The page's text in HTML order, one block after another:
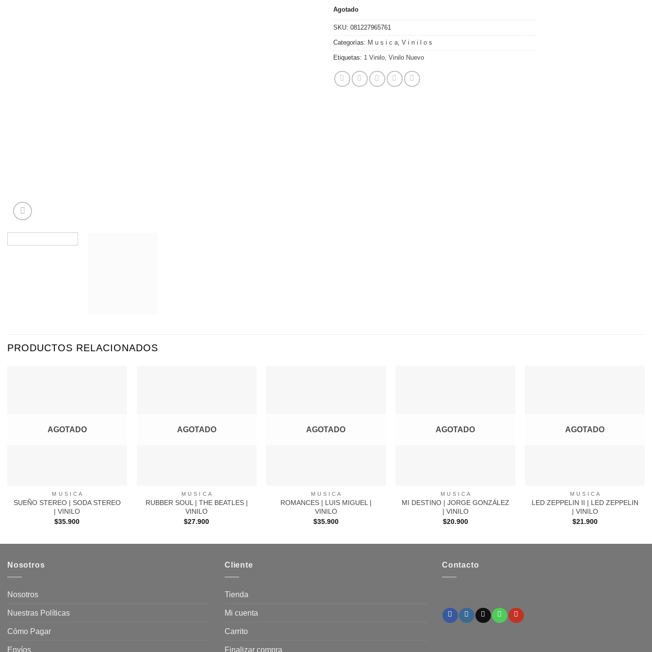
Agotado
SKU: 081227965761
Categorías: M u s i c a V i n i l o s
Etiquetas: 1 Vinilo Vinilo Nuevo
PRODUCTOS RELACIONADOS
AGOTADO
M U S I C A
SUEÑO STEREO | SODA STEREO
| VINILO
$35.900
AGOTADO
M U S I C A
RUBBER SOUL | THE BEATLES |
VINILO
$27.900
AGOTADO
M U S I C A
ROMANCES | LUIS MIGUEL |
VINILO
$35.900
AGOTADO
M U S I C A
MI DESTINO | JORGE GONZÁLEZ
| VINILO
$20.900
AGOTADO
M U S I C A
LED ZEPPELIN II | LED ZEPPELIN
| VINILO
$21.900
Nosotros
Nosotros
Nuestras Políticas
Cómo Pagar
Envíos
Cliente
Tienda
Mi cuenta
Carrito
Finalizar compra
Contacto